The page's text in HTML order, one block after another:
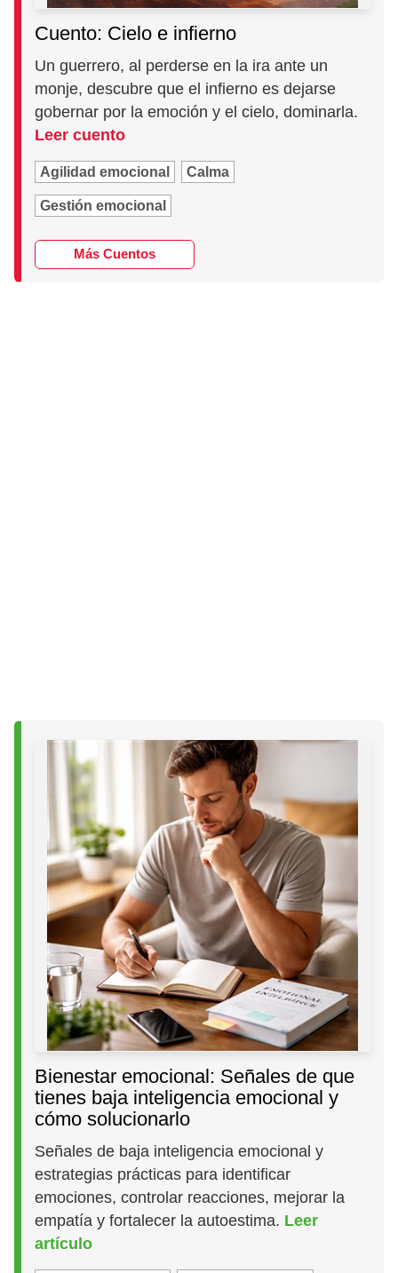
Cuento: Cielo e infierno
Un guerrero, al perderse en la ira ante un
monje, descubre que el infierno es dejarse
gobernar por la emoción y el cielo, dominarla.
Leer cuento
Agilidad emocional Calma
Gestión emocional
Más Cuentos
Bienestar emocional: Señales de que
tienes baja inteligencia emocional y
cómo solucionarlo
Señales de baja inteligencia emocional y
estrategias prácticas para identificar
emociones, controlar reacciones, mejorar la
empatía y fortalecer la autoestima. Leer
artículo